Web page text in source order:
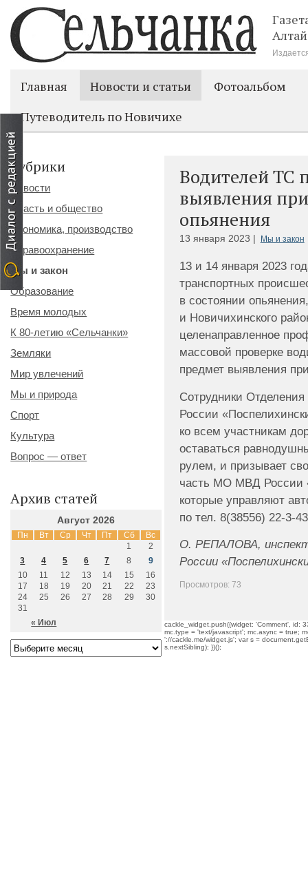
Главная Новости и статьи
Фотоальбом
Путеводитель по Новичихе
Водителей ТС
выявления
опьянения
13 января 2023 | Мы и закон
13 и 14 января 2023
транспортных
в состоянии
и Новичихинского
целенаправленное
массовой проверке
предмет выявления
Сотрудники
России
ко всем участникам
оставаться
рулем, и призывает
часть МО МВД России
которые управляют
по тел. 8(38556) 22-3-
О. РЕПАЛОВА,
России
Просмотров: 73
cackle_widget.push({widget: 'Comment', id:
mc.type = 'text/javascript'; mc.async = true;
'://cackle.me/widget.js'; var s =
s.nextSibling); })();
Рубрики
Новости
Власть и общество
Экономика, производство
Здравоохранение
Мы и закон
Образование
Время молодых
К 80-летию «Сельчанки»
Земляки
Мир увлечений
Мы и природа
Спорт
Культура
Вопрос — ответ
Архив статей
Август 2026
Пн Вт Ср Чт Пт Сб Вс
« Июл
1
2
3
4 5 6 7 8
9
10
11 12 13 14 15
16
17
18 19 20 21 22
23
24
25 26 27 28 29
30
31